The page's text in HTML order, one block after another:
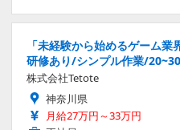
「未経験から始めるゲーム
研修あり/シンプル作業/
株式会社Tetote
神奈川県
月給27万円～33万円